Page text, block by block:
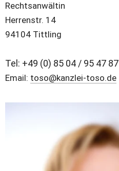
Rechtsanwältin
Herrenstr. 14
94104 Tittling
Tel: +49 (0) 85 04 / 95 47 87
Email: toso@kanzlei-toso.de